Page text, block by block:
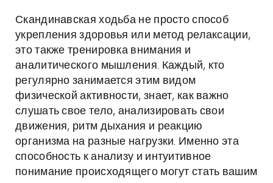
Скандинавская ходьба не просто способ
укрепления здоровья или метод релаксации,
это также тренировка внимания и
аналитического мышления. Каждый, кто
регулярно занимается этим видом
физической активности, знает, как важно
слушать свое тело, анализировать свои
движения, ритм дыхания и реакцию
организма на разные нагрузки. Именно эта
способность к анализу и интуитивное
понимание происходящего могут стать вашим